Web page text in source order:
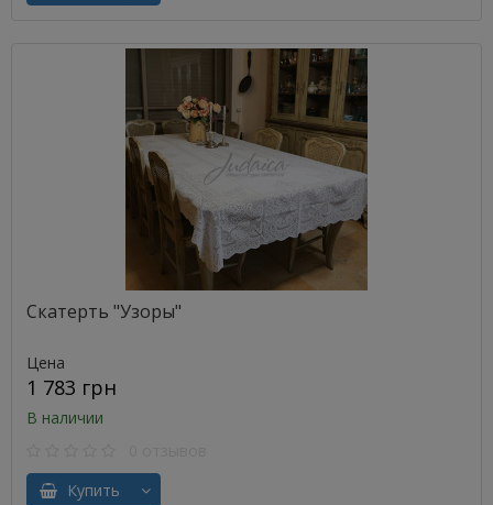
Скатерть "Узоры"
Цена
1 783 грн
В наличии
Купить